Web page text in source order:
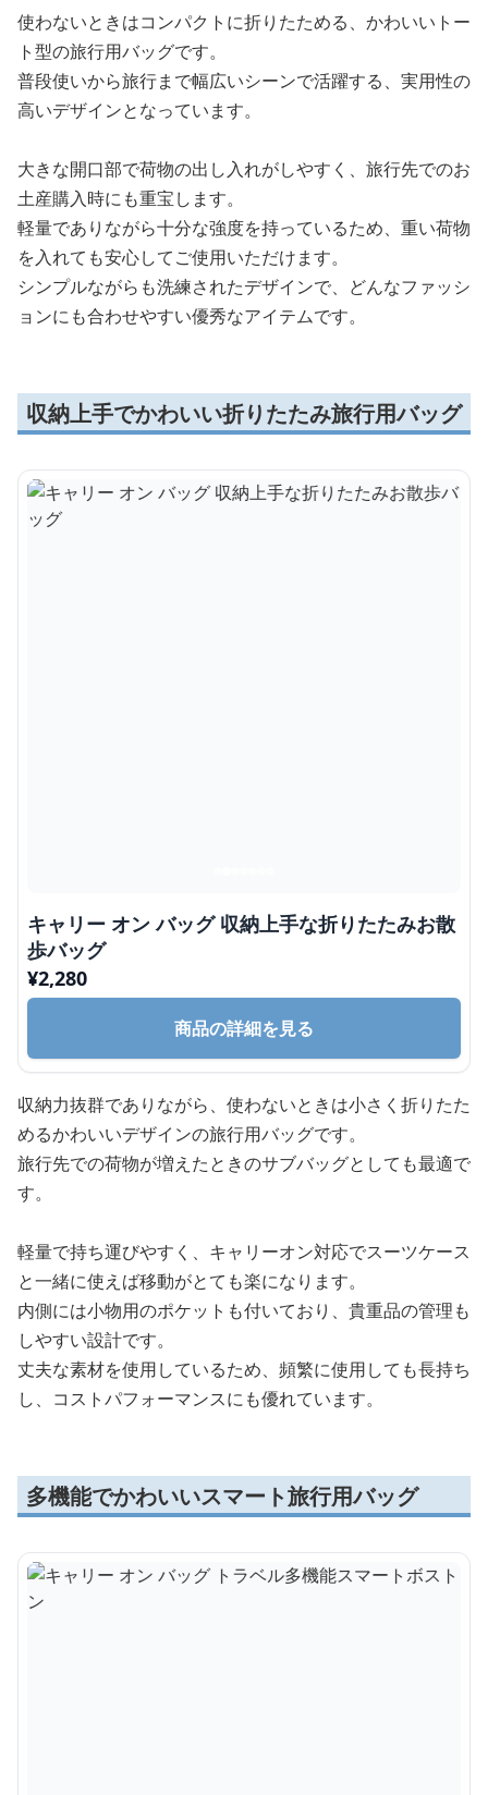
使わないときはコンパクトに折りたためる、かわいいトー
ト型の旅行用バッグです。
普段使いから旅行まで幅広いシーンで活躍する、実用性の
高いデザインとなっています。
大きな開口部で荷物の出し入れがしやすく、旅行先でのお
土産購入時にも重宝します。
軽量でありながら十分な強度を持っているため、重い荷物
を入れても安心してご使用いただけます。
シンプルながらも洗練されたデザインで、どんなファッシ
ョンにも合わせやすい優秀なアイテムです。
収納上手でかわいい折りたたみ旅行用バッグ
キャリー オン バッグ 収納上手な折りたたみお散
歩バッグ
¥2,280
商品の詳細を見る
収納力抜群でありながら、使わないときは小さく折りたた
めるかわいいデザインの旅行用バッグです。
旅行先での荷物が増えたときのサブバッグとしても最適で
す。
軽量で持ち運びやすく、キャリーオン対応でスーツケース
と一緒に使えば移動がとても楽になります。
内側には小物用のポケットも付いており、貴重品の管理も
しやすい設計です。
丈夫な素材を使用しているため、頻繁に使用しても長持ち
し、コストパフォーマンスにも優れています。
多機能でかわいいスマート旅行用バッグ